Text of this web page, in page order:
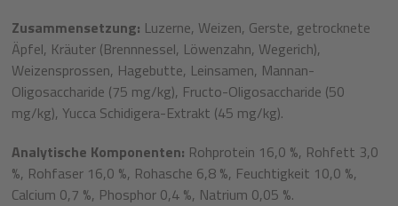
Zusammensetzung: Luzerne, Weizen, Gerste, getrocknete
Äpfel, Kräuter (Brennnessel, Löwenzahn, Wegerich),
Weizensprossen, Hagebutte, Leinsamen, Mannan-
Oligosaccharide (75 mg/kg), Fructo-Oligosaccharide (50
mg/kg), Yucca Schidigera-Extrakt (45 mg/kg).
Analytische Komponenten: Rohprotein 16,0 %, Rohfett 3,0
%, Rohfaser 16,0 %, Rohasche 6,8 %, Feuchtigkeit 10,0 %,
Calcium 0,7 %, Phosphor 0,4 %, Natrium 0,05 %.